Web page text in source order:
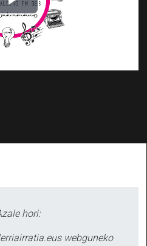
hori:
webguneko